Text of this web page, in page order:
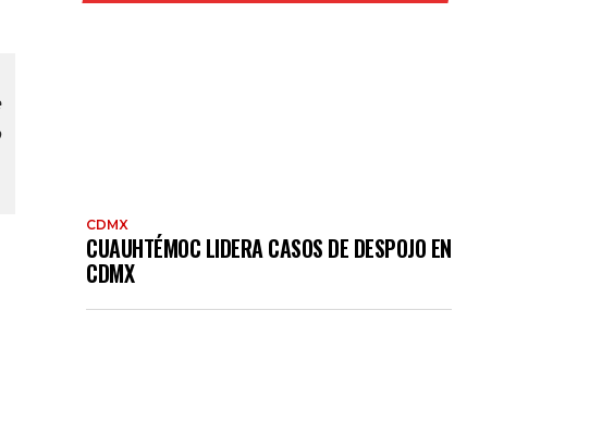
CDMX
CUAUHTÉMOC LIDERA CASOS DE DESPOJO EN
CDMX